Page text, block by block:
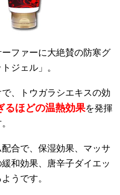
ファーに大絶賛の防寒グ
ジェル」。
、トウガラシエキスの効
るほどの温熱効果を発揮
合で、保湿効果、マッサ
和効果、唐辛子ダイエッ
うです。